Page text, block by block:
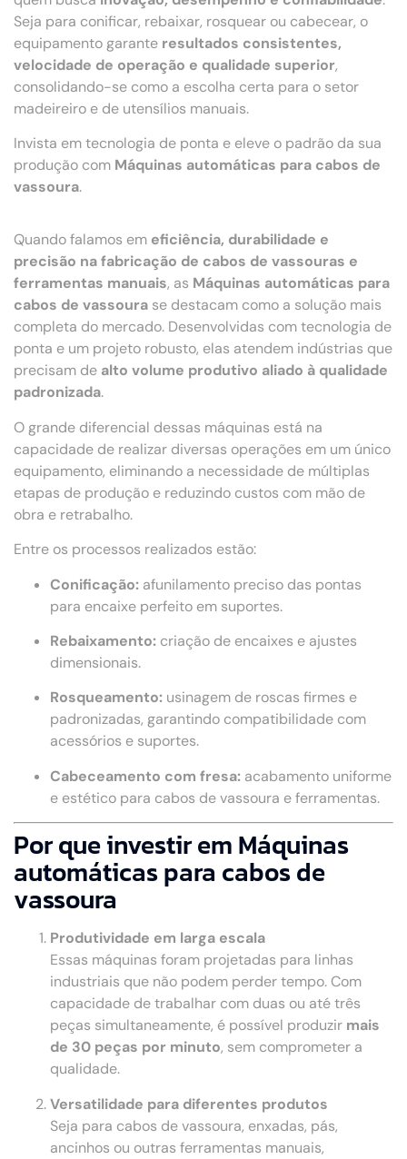
Seja para conificar, rebaixar, rosquear ou cabecear, o
equipamento garante resultados consistentes,
velocidade de operação e qualidade superior,
consolidando-se como a escolha certa para o setor
madeireiro e de utensílios manuais.
Invista em tecnologia de ponta e eleve o padrão da sua
produção com Máquinas automáticas para cabos de
vassoura.
Quando falamos em eficiência, durabilidade e
precisão na fabricação de cabos de vassouras e
ferramentas manuais, as Máquinas automáticas para
cabos de vassoura se destacam como a solução mais
completa do mercado. Desenvolvidas com tecnologia de
ponta e um projeto robusto, elas atendem indústrias que
precisam de alto volume produtivo aliado à qualidade
padronizada.
O grande diferencial dessas máquinas está na
capacidade de realizar diversas operações em um único
equipamento, eliminando a necessidade de múltiplas
etapas de produção e reduzindo custos com mão de
obra e retrabalho.
Entre os processos realizados estão:
Conificação: afunilamento preciso das pontas
para encaixe perfeito em suportes.
Rebaixamento: criação de encaixes e ajustes
dimensionais.
Rosqueamento: usinagem de roscas firmes e
padronizadas, garantindo compatibilidade com
acessórios e suportes.
Cabeceamento com fresa: acabamento uniforme
e estético para cabos de vassoura e ferramentas.
Por que investir em Máquinas
automáticas para cabos de
vassoura
Produtividade em larga escala
Essas máquinas foram projetadas para linhas
industriais que não podem perder tempo. Com
capacidade de trabalhar com duas ou até três
peças simultaneamente, é possível produzir mais
de 30 peças por minuto, sem comprometer a
qualidade.
Versatilidade para diferentes produtos
Seja para cabos de vassoura, enxadas, pás,
ancinhos ou outras ferramentas manuais,